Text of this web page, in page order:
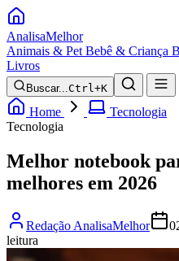
AnalisaMelhor
Animais & Pet Bebê & Criança
Livros
Buscar...Ctrl+K
Home
Tecnologia
Tecnologia
Melhor notebook
melhores em 2026
Redação AnalisaMelhor
leitura